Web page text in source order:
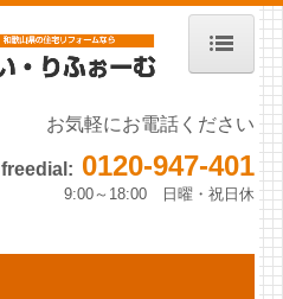
お気軽にお電話ください
freedial: 0120-947-401
9:00～18:00 日曜・祝日休